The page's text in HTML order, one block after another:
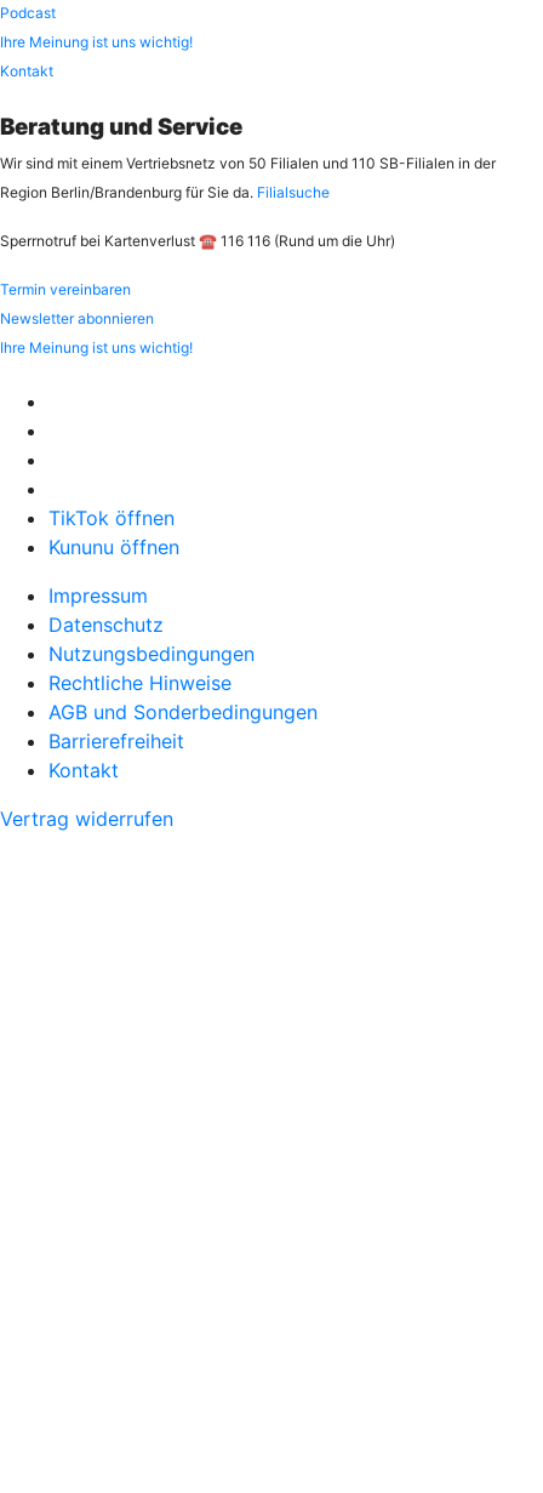
Podcast
Ihre Meinung ist uns wichtig!
Kontakt
Beratung und Service
Wir sind mit einem Vertriebsnetz von 50 Filialen und 110 SB-Filialen in der
Region Berlin/Brandenburg für Sie da. Filialsuche
Sperrnotruf bei Kartenverlust ☎ 116 116 (Rund um die Uhr)
Termin vereinbaren
Newsletter abonnieren
Ihre Meinung ist uns wichtig!
TikTok öffnen
Kununu öffnen
Impressum
Datenschutz
Nutzungsbedingungen
Rechtliche Hinweise
AGB und Sonderbedingungen
Barrierefreiheit
Kontakt
Vertrag widerrufen